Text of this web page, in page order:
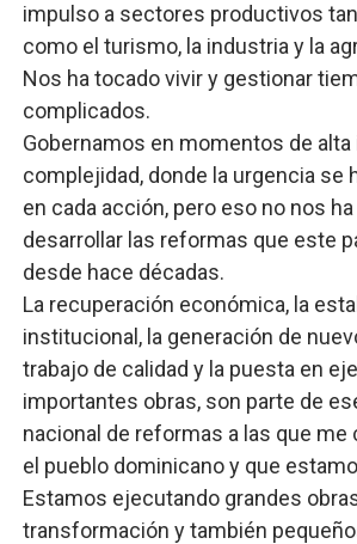
impulso a sectores productivos
como el turismo, la industria y la
Nos ha tocado vivir y gestionar
complicados.
Gobernamos en momentos de
complejidad, donde la urgencia se
en cada acción, pero eso no nos
desarrollar las reformas que este
desde hace décadas.
La recuperación económica, la
institucional, la generación de
trabajo de calidad y la puesta en
importantes obras, son parte de
nacional de reformas a las que
el pueblo dominicano y que
Estamos ejecutando grandes
transformación y también